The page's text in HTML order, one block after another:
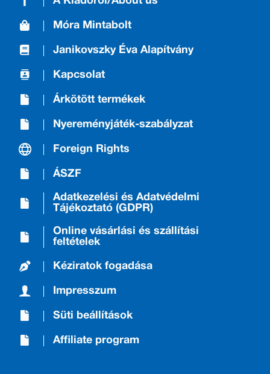
Móra Mintabolt
Janikovszky Éva Alapítvány
Kapcsolat
Árkötött termékek
Nyereményjáték-szabályzat
Foreign Rights
ÁSZF
Adatkezelési és Adatvédelmi
Tájékoztató (GDPR)
Online vásárlási és szállítási
feltételek
Kéziratok fogadása
Impresszum
Süti beállítások
Affiliate program